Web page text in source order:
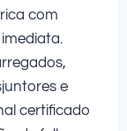
com
e
certificado